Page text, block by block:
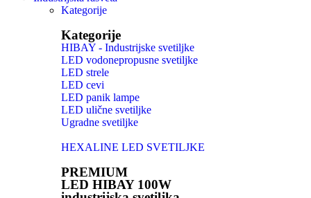
Kategorije
Kategorije
HIBAY - Industrijske svetiljke
LED vodonepropusne svetiljke
LED strele
LED cevi
LED panik lampe
LED ulične svetiljke
Ugradne svetiljke
HEXALINE LED SVETILJKE
PREMIUM
LED HIBAY 100W